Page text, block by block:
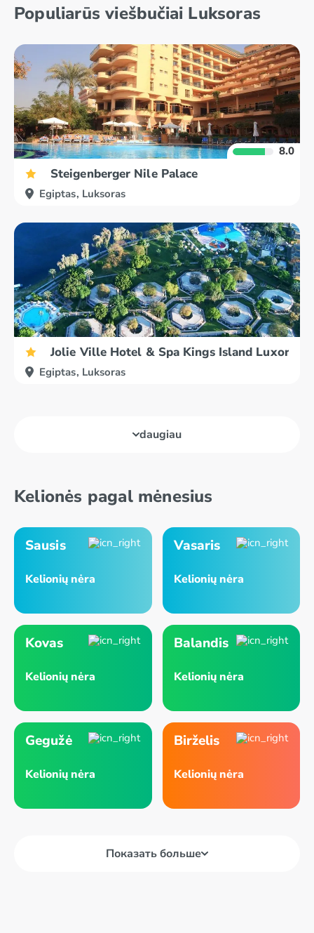
Makadi įlanka Nuveiba
Populiarūs viešbučiai Luksoras
8.0
Steigenberger Nile Palace
Egiptas, Luksoras
Jolie Ville Hotel & Spa Kings Island Luxor
Egiptas, Luksoras
daugiau
Kelionės pagal mėnesius
Sausis
Kelionių nėra
Vasaris
Kelionių nėra
Kovas
Kelionių nėra
Balandis
Kelionių nėra
Gegužė
Kelionių nėra
Birželis
Kelionių nėra
Показать больше